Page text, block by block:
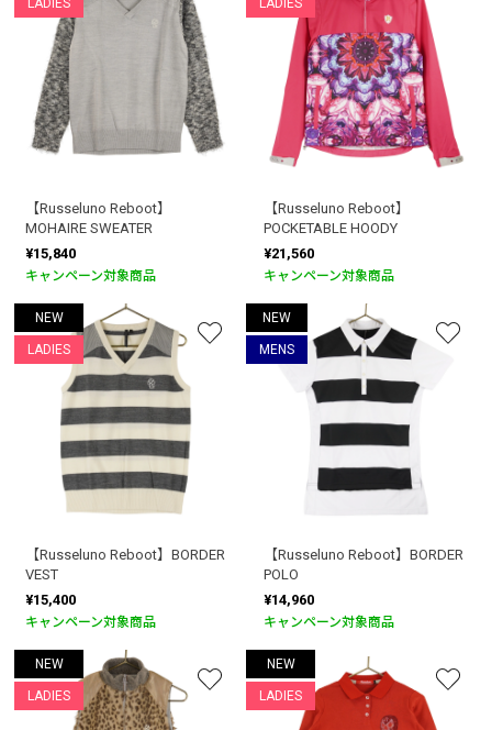
【Russeluno Reboot】
MOHAIRE SWEATER
¥15,840
キャンペーン対象商品
【Russeluno Reboot】
POCKETABLE HOODY
¥21,560
キャンペーン対象商品
NEW
LADIES
【Russeluno Reboot】BORDER
VEST
¥15,400
キャンペーン対象商品
NEW
MENS
【Russeluno Reboot】BORDER
POLO
¥14,960
キャンペーン対象商品
NEW
LADIES
NEW
LADIES